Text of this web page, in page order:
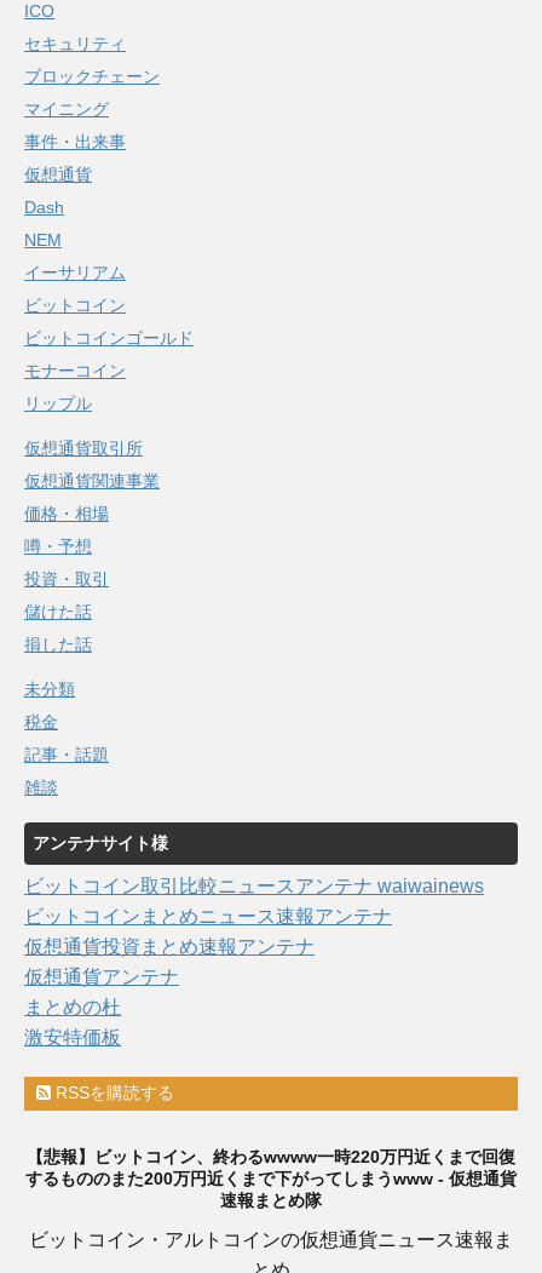
ICO
セキュリティ
ブロックチェーン
マイニング
事件・出来事
仮想通貨
Dash
NEM
イーサリアム
ビットコイン
ビットコインゴールド
モナーコイン
リップル
仮想通貨取引所
仮想通貨関連事業
価格・相場
噂・予想
投資・取引
儲けた話
損した話
未分類
税金
記事・話題
雑談
アンテナサイト様
ビットコイン取引比較ニュースアンテナ waiwainews
ビットコインまとめニュース速報アンテナ
仮想通貨投資まとめ速報アンテナ
仮想通貨アンテナ
まとめの杜
激安特価板
RSSを購読する
【悲報】ビットコイン、終わるwwww一時220万円近くまで回復
するもののまた200万円近くまで下がってしまうwww - 仮想通貨
速報まとめ隊
ビットコイン・アルトコインの仮想通貨ニュース速報ま